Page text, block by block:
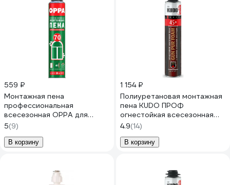
559 ₽
Монтажная пена
профессиональная
всесезонная OPPA для
пистолета, выход 70 л,
полиуретановая, 875
мл PROF70 OPPAPROF70
5(9)
В корзину
1 154 ₽
Полиуретановая монтажная
пена KUDO ПРОФ
огнестойкая всесезонная
PROFF 45+ 1000мл
KUPPF10U45+
4.9(14)
В корзину